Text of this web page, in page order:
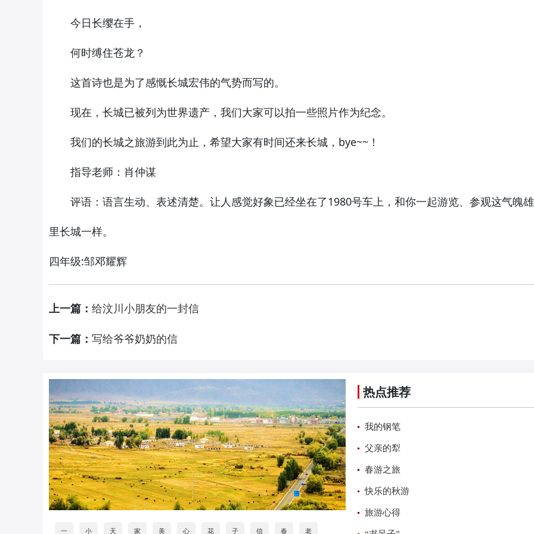
今日长缨在手，
何时缚住苍龙？
这首诗也是为了感慨长城宏伟的气势而写的。
现在，长城已被列为世界遗产，我们大家可以拍一些照片作为纪念。
我们的长城之旅游到此为止，希望大家有时间还来长城，bye~~！
指导老师：肖仲谋
评语：语言生动、表述清楚。让人感觉好象已经坐在了1980号车上，和你一起游览、参观这气魄
里长城一样。
四年级:邹邓耀辉
上一篇： 给汶川小朋友的一封信
下一篇： 写给爷爷奶奶的信
一 小 天 家 美 心 花 子 信 春 老
热点推荐
我的钢笔
父亲的犁
春游之旅
快乐的秋游
旅游心得